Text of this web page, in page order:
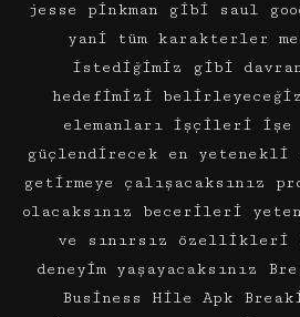
jesse pinkman gibi saul
yani tüm karakterler
istediğimiz gibi
hedefimizi
elemanları işçileri işe
güçlendirecek en
getirmeye çalışacaksınız
olacaksınız becerileri
ve sınırsız
deneyim yaşayacaksınız
Business Hile Apk